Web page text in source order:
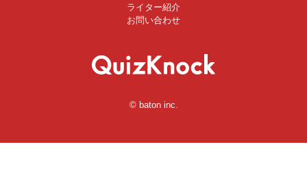
ライター紹介
お問い合わせ
© baton inc.